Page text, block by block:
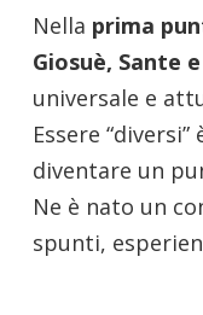
Nella prima
Giosuè, Sante
universale e
Essere
diventare un
Ne è nato un
spunti,